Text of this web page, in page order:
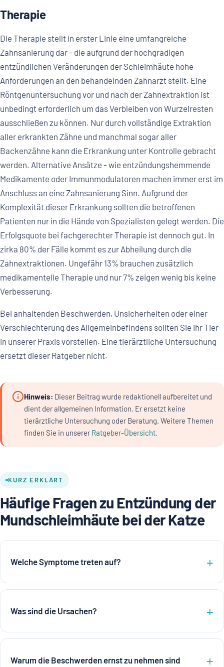
Therapie
Die Therapie stellt in erster Linie eine umfangreiche
Zahnsanierung dar - die aufgrund der hochgradigen
entzündlichen Veränderungen der Schleimhäute hohe
Anforderungen an den behandelnden Zahnarzt stellt. Eine
Röntgenuntersuchung vor und nach der Zahnextraktion ist
unbedingt erforderlich um das Verbleiben von Wurzelresten
ausschließen zu können. Nur durch vollständige Extraktion
aller erkrankten Zähne und manchmal sogar aller
Backenzähne kann die Erkrankung unter Kontrolle gebracht
werden. Alternative Ansätze - wie entzündungshemmende
Medikamente oder Immunmodulatoren machen immer erst im
Anschluss an eine Zahnsanierung Sinn. Aufgrund der
Komplexität dieser Erkrankung sollten die betroffenen
Patienten nur in die Hände von Spezialisten gelegt werden. Die
Erfolgsquote bei fachgerechter Therapie ist dennoch gut. In
zirka 80% der Fälle kommt es zur Abheilung durch die
Zahnextraktionen. Ungefähr 13% brauchen zusätzlich
medikamentelle Therapie und nur 7% zeigen wenig bis keine
Verbesserung.
Bei anhaltenden Beschwerden, Unsicherheiten oder einer
Verschlechterung des Allgemeinbefindens sollten Sie Ihr Tier
in unserer Praxis vorstellen. Eine tierärztliche Untersuchung
ersetzt dieser Ratgeber nicht.
Hinweis: Dieser Beitrag wurde redaktionell aufbereitet und
dient der allgemeinen Information. Er ersetzt keine
tierärztliche Untersuchung oder Beratung. Weitere Themen
finden Sie in unserer Ratgeber-Übersicht.
KURZ ERKLÄRT
Häufige Fragen zu Entzündung der
Mundschleimhäute bei der Katze
Welche Symptome treten auf?
Was sind die Ursachen?
Warum die Beschwerden ernst zu nehmen sind